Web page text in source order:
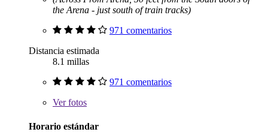
the Arena - just south of train tracks)
971 comentarios
Distancia estimada
8.1 millas
971 comentarios
Verfotos
Horario estándar